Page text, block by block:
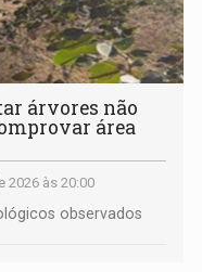
árvores não
área
2026 às 20:00
observados